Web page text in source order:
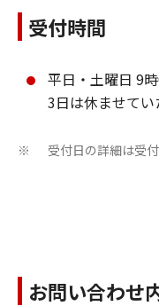
受付時間
平日・土曜日 9
3日は休ませてい
※ 受付日の詳細は受
お問い合わせ